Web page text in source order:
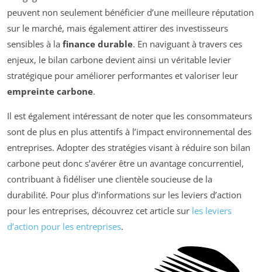
peuvent non seulement bénéficier d’une meilleure réputation
sur le marché, mais également attirer des investisseurs
sensibles à la finance durable. En naviguant à travers ces
enjeux, le bilan carbone devient ainsi un véritable levier
stratégique pour améliorer performantes et valoriser leur
empreinte carbone.
Il est également intéressant de noter que les consommateurs
sont de plus en plus attentifs à l’impact environnemental des
entreprises. Adopter des stratégies visant à réduire son bilan
carbone peut donc s’avérer être un avantage concurrentiel,
contribuant à fidéliser une clientèle soucieuse de la
durabilité. Pour plus d’informations sur les leviers d’action
pour les entreprises, découvrez cet article sur les leviers
d’action pour les entreprises.